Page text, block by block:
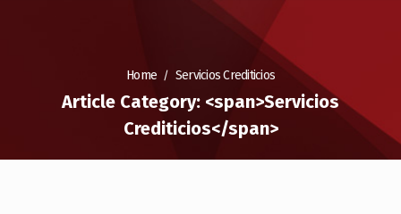
Home Servicios Crediticios
Article Category: <span>Servicios
Crediticios</span>